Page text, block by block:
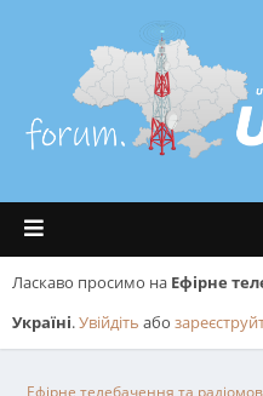
Ласкаво просимо на Ефірне
Україні.Увійдіть або
Ефірне телебачення та